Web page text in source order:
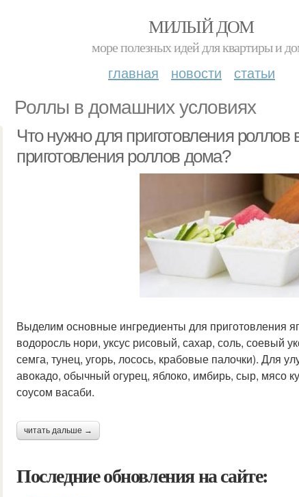
МИЛЫЙ ДОМ
море полезных идей для квартиры и
главная новости статьи
Роллы в домашних условиях
Что нужно для приготовления
приготовления роллов дома?
Выделим основные ингредиенты для приготовления
водоросль нори, уксус рисовый, сахар, соль, соевый
семга, тунец, угорь, лосось, крабовые палочки). Для
авокадо, обычный огурец, яблоко, имбирь, сыр, мясо
соусом васаби.
читать дальше →
Последние обновления на сайте: